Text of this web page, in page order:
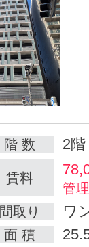
階 数 2階
賃料
管
間取り
ワ
面 積